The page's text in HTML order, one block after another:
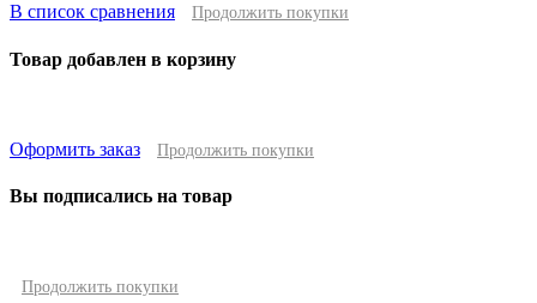
В список сравнения Продолжить покупки
Товар добавлен в корзину
Оформить заказ Продолжить покупки
Вы подписались на товар
Продолжить покупки